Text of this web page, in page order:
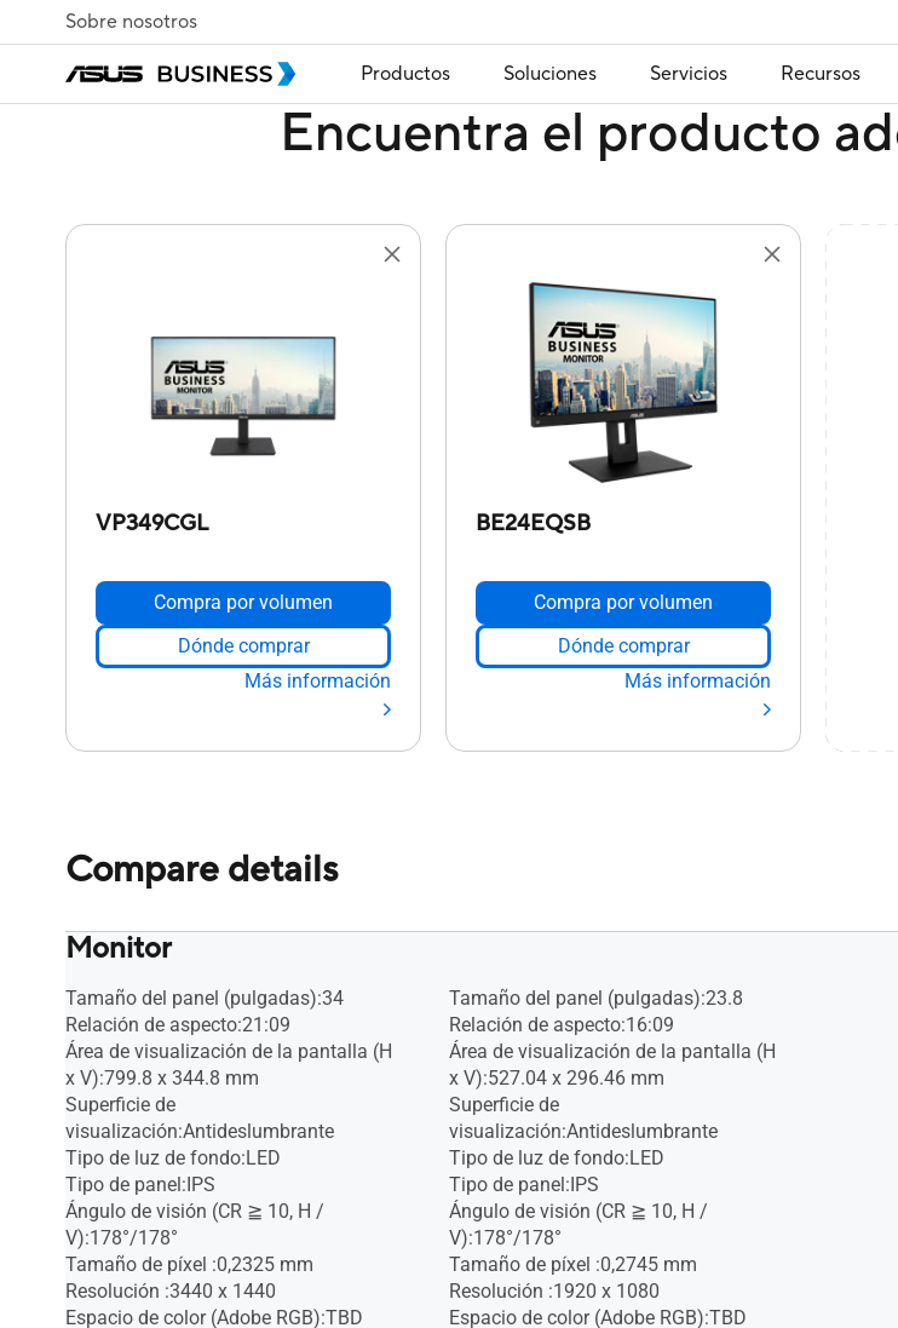
Sobre nosotros
Productos Soluciones Servicios Recursos
Encuentra el producto
VP349CGL
Compra por volumen
Dónde comprar
Más información
BE24EQSB
Compra por volumen
Dónde comprar
Más información
Compare details
Monitor
Tamaño del panel (pulgadas):34
Relación de aspecto:21:09
Área de visualización de la pantalla (H
x V):799.8 x 344.8 mm
Superficie de
visualización:Antideslumbrante
Tipo de luz de fondo:LED
Tipo de panel:IPS
Ángulo de visión (CR ≧ 10, H /
V):178°/178°
Tamaño de píxel :0,2325 mm
Resolución :3440 x 1440
Espacio de color (Adobe RGB):TBD
Tamaño del panel (pulgadas):23.8
Relación de aspecto:16:09
Área de visualización de la pantalla (H
x V):527.04 x 296.46 mm
Superficie de
visualización:Antideslumbrante
Tipo de luz de fondo:LED
Tipo de panel:IPS
Ángulo de visión (CR ≧ 10, H /
V):178°/178°
Tamaño de píxel :0,2745 mm
Resolución :1920 x 1080
Espacio de color (Adobe RGB):TBD